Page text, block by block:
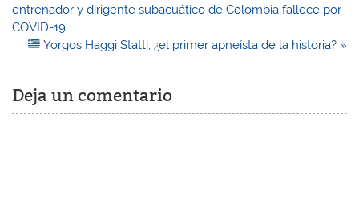
de
entradas
entrenador y dirigente subacuático de Colombia fallece por
COVID-19
Yorgos Haggi Statti, ¿el primer apneísta de la historia? »
Deja un comentario